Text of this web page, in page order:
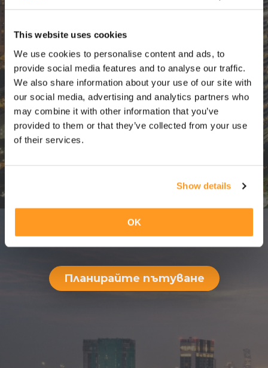
This website uses cookies
We use cookies to personalise content and ads, to
provide social media features and to analyse our traffic.
We also share information about your use of our site with
our social media, advertising and analytics partners who
may combine it with other information that you’ve
provided to them or that they’ve collected from your use
of their services.
Show details
OK
инструмент за
планиране на
пътувания с
изкуствен
Планирайте пътуването си за 1
минута и го получете в WhatsApp
Планирайте пътуване